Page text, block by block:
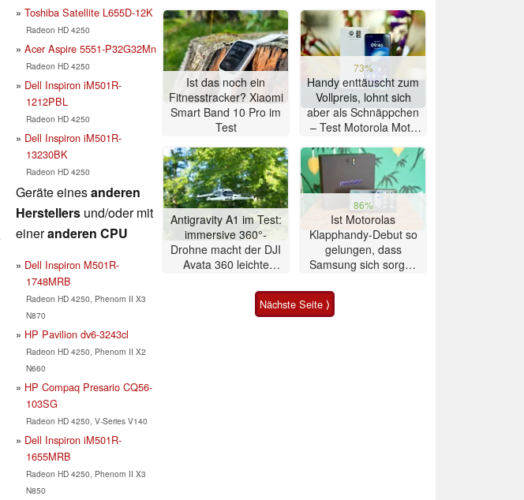
Toshiba Satellite L655D-12K
Radeon HD 4250
Acer Aspire 5551-P32G32Mn
Radeon HD 4250
Dell Inspiron iM501R-
1212PBL
Radeon HD 4250
Dell Inspiron iM501R-
13230BK
Radeon HD 4250
Geräte einesanderen
Herstellers und/oder mit
eineranderen CPU
Dell Inspiron M501R-
1748MRB
Radeon HD 4250, Phenom II X3
N870
HP Pavilion dv6-3243cl
Radeon HD 4250, Phenom II X2
N660
HP Compaq Presario CQ56-
103SG
Radeon HD 4250, V-Series V140
Dell Inspiron iM501R-
1655MRB
Radeon HD 4250, Phenom II X3
N850
Ist das noch ein
Fitnesstracker? Xiaomi
Smart Band 10 Pro im
Test
73%
Handy enttäuscht zum
Vollpreis, lohnt sich
aber als Schnäppchen
– Test Motorola Moto
Antigravity A1 im Test:
immersive 360°-
Drohne macht der DJI
Avata 360 leichte
86%
Ist Motorolas
Klapphandy-Debut so
gelungen, dass
Samsung sich sorgen
Smartphone im Test
Nächste Seite ⟩